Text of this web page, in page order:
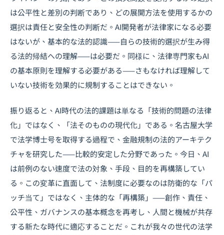
は公平性と差別の判断であり、どの展開方法を使用するかの
選択は責任と安全性の判断だ。AI開発者が法律家になる必要
はないが、基本的な法的認識——自らの技術的選択が生み得
る法的帰結への理解——は必要だ。同様に、法律専門家もAI
の基本原則を理解する必要がある——さもなければ理解して
いない技術を効果的に規制することはできない。
振り返ると、AI時代の法的課題は単なる「技術的問題の法律
化」ではなく、「法そのものの現代化」である。名古屋大学
で法学博士号を取得する過程で、金融規制の法的アーキテク
チャを研究した——比較的安定した分野であった。今日、AI
は前例のない速度で法の対象、手段、目的を再構築してい
る。この変革に直面して、法制度に必要なのは防衛的な「パ
ッチ当て」ではなく、主体的な「再構築」——創作、責任、
公平性、ガバナンスの基本概念を再考し、人間と機械が共存
する新たな時代に適応することだ。これが我々の世代の法学